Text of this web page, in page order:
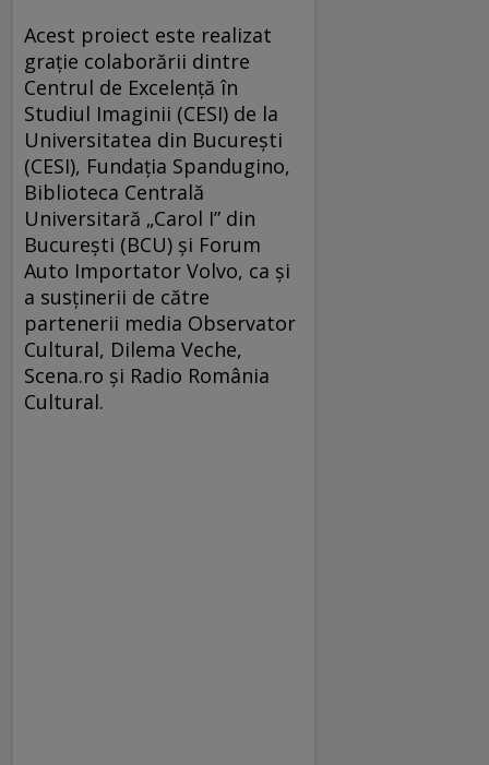
Acest proiect este realizat
graţie colaborării dintre
Centrul de Excelenţă în
Studiul Imaginii (CESI) de la
Universitatea din Bucureşti
(CESI), Fundaţia Spandugino,
Biblioteca Centrală
Universitară „Carol I” din
Bucureşti (BCU) şi Forum
Auto Importator Volvo, ca şi
a susţinerii de către
partenerii media Observator
Cultural, Dilema Veche,
Scena.ro şi Radio România
Cultural.